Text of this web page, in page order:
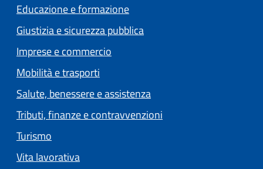
Educazione e formazione
Giustizia e sicurezza pubblica
Imprese e commercio
Mobilità e trasporti
Salute, benessere e assistenza
Tributi, finanze e contravvenzioni
Turismo
Vita lavorativa